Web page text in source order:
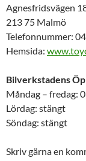
Agnesfridsvägen
213 75 Malmö
Telefonnummer:
Hemsida:
Bilverkstadens
Måndag – fredag:
Lördag: stängt
Söndag: stängt
Skriv gärna en